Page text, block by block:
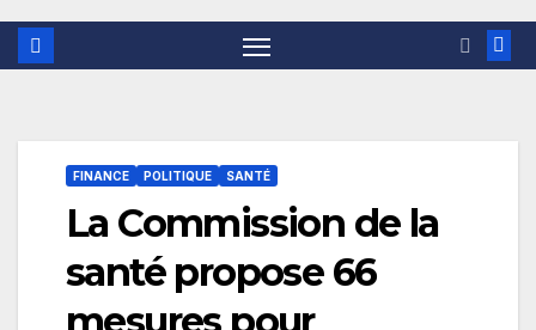
FINANCE POLITIQUE SANTÉ
La Commission de la
santé propose 66